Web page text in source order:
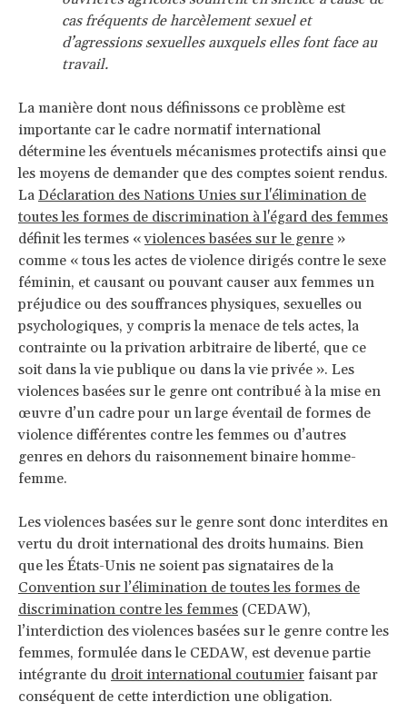
cas fréquents de harcèlement sexuel et
d’agressions sexuelles auxquels elles font face au
travail.
La manière dont nous définissons ce problème est
importante car le cadre normatif international
détermine les éventuels mécanismes protectifs ainsi que
les moyens de demander que des comptes soient rendus.
La Déclaration des Nations Unies sur l'élimination de
toutes les formes de discrimination à l'égard des femmes
définit les termes «violences basées sur le genre »
comme « tous les actes de violence dirigés contre le sexe
féminin, et causant ou pouvant causer aux femmes un
préjudice ou des souffrances physiques, sexuelles ou
psychologiques, y compris la menace de tels actes, la
contrainte ou la privation arbitraire de liberté, que ce
soit dans la vie publique ou dans la vie privée ». Les
violences basées sur le genre ont contribué à la mise en
œuvre d’un cadre pour un large éventail de formes de
violence différentes contre les femmes ou d’autres
genres en dehors du raisonnement binaire homme-
femme.
Les violences basées sur le genre sont donc interdites en
vertu du droit international des droits humains. Bien
que les États-Unis ne soient pas signataires de la
Convention sur l’élimination de toutes les formes de
discrimination contre les femmes (CEDAW),
l’interdiction des violences basées sur le genre contre les
femmes, formulée dans le CEDAW, est devenue partie
intégrante du droit international coutumier faisant par
conséquent de cette interdiction une obligation.